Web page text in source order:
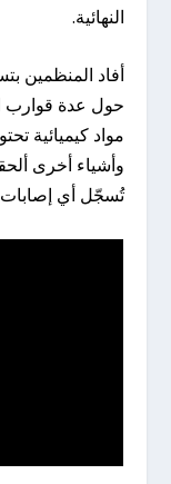
النهائية.
أفاد المنظمين
حول عدة قوارب
مواد كيميائية
وأشياء أخرى
تُسجّل أي